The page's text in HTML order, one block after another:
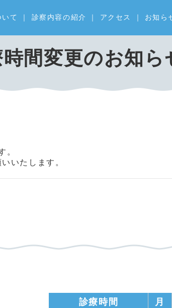
て ｜ 診察内容の紹介 ｜ アクセス ｜ お知ら
間変更のお知ら
。
いたします。
診療時間 月